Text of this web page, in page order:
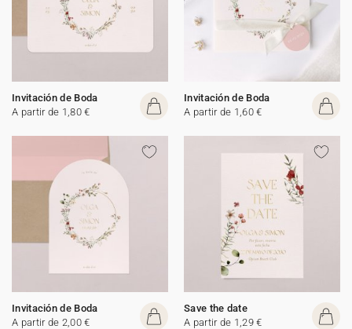
Invitación de Boda
A partir de 1,80 €
Invitación de Boda
A partir de 1,60 €
Invitación de Boda
A partir de 2,00 €
Save the date
A partir de 1,29 €